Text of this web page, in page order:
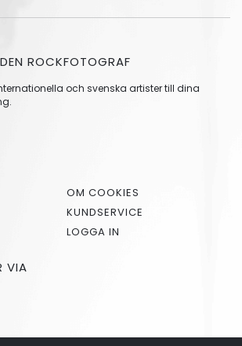
ROCKFOTOGRAF
och svenska artister till dina
OM COOKIES
KUNDSERVICE
LOGGA IN
VIA